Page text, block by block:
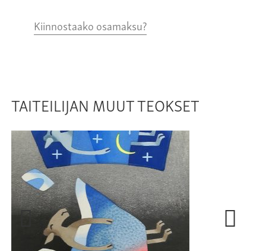
Kiinnostaako osamaksu?
TAITEILIJAN MUUT TEOKSET